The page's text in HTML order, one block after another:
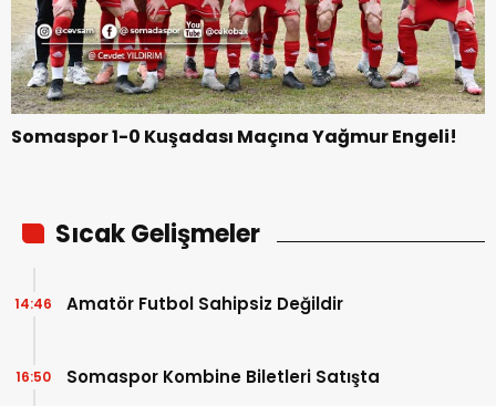
Somaspor 1-0 Kuşadası Maçına Yağmur Engeli!
Sıcak Gelişmeler
Amatör Futbol Sahipsiz Değildir
14:46
Somaspor Kombine Biletleri Satışta
16:50